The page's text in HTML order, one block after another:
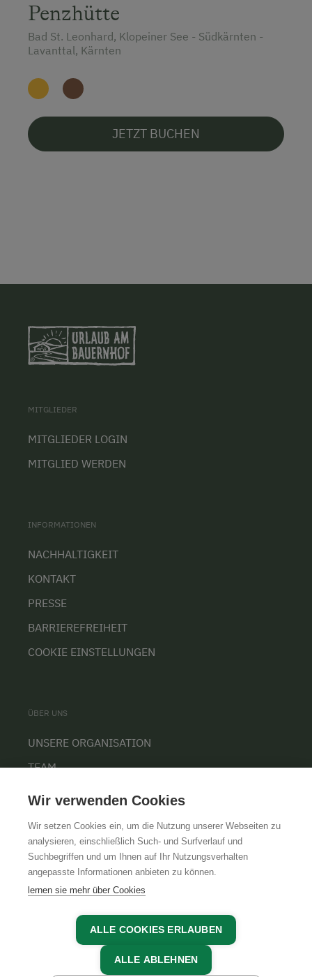
Penzhütte
Bad St. Leonhard, Klopeiner See - Südkärnten -
Lavanttal, Kärnten
JETZT BUCHEN
MITGLIEDER
MITGLIEDER LOGIN
MITGLIED WERDEN
INFORMATIONEN
NACHHALTIGKEIT
KONTAKT
PRESSE
BARRIEREFREIHEIT
COOKIE EINSTELLUNGEN
ÜBER UNS
UNSERE ORGANISATION
TEAM
KARRIERE
AGBIMPRESSUMDATENSCHUTZ
Wir verwenden Cookies
Wir setzen Cookies ein, um die Nutzung unserer Webseiten zu
analysieren, einschließlich Such- und Surfverlauf und
Suchbegriffen und um Ihnen auf Ihr Nutzungsverhalten
angepasste Informationen anbieten zu können.
lernen sie mehr über Cookies
ALLE COOKIES ERLAUBEN
ALLE ABLEHNEN